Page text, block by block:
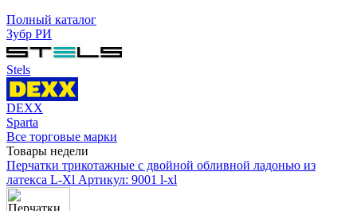
Полный каталог
Зубр РИ
Stels
DEXX
Sparta
Все торговые марки
Товары недели
Перчатки трикотажные с двойной обливной ладонью из
латекса L-Xl Артикул: 9001 l-xl